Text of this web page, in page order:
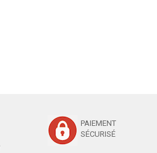
PAIEMENT
SÉCURISÉ